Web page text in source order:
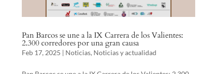
Pan Barcos se une a la IX Carrera de los Valientes:
2.300 corredores por una gran causa
Feb 17, 2025 Noticias, Noticias y actualidad